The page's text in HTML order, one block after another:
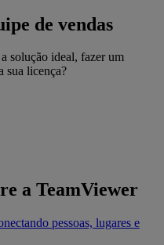
de vendas
solução ideal, fazer um
sua licença?
a TeamViewer
pessoas, lugares e